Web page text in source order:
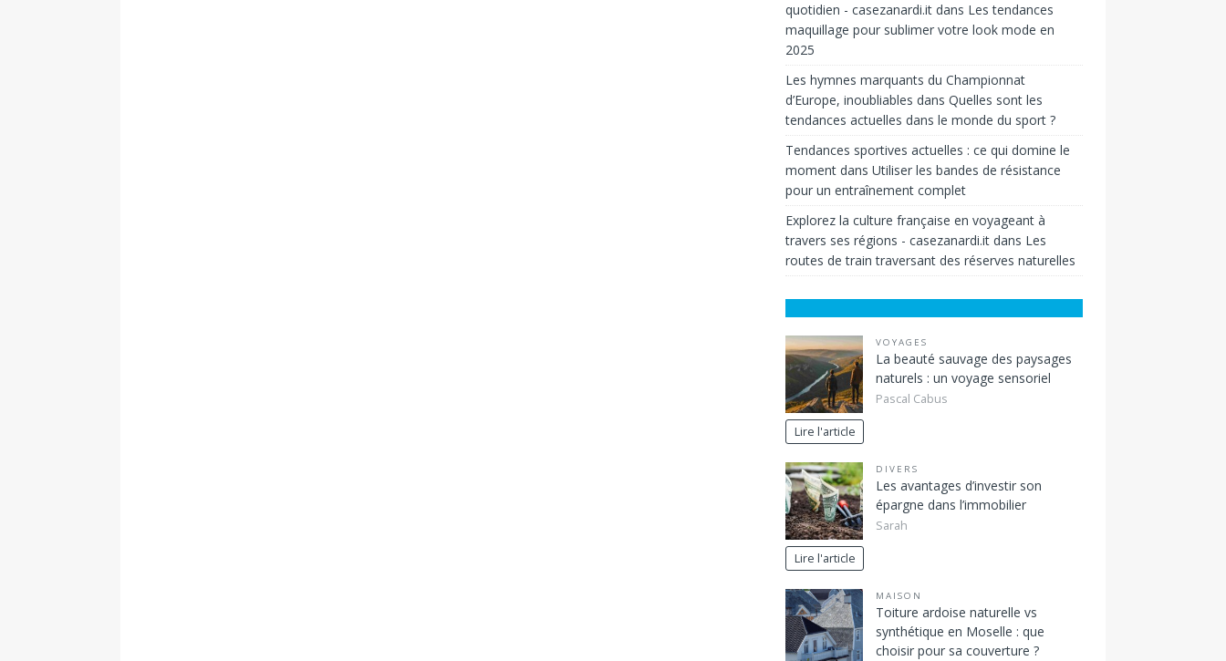
quotidien - casezanardi.itdans Les tendances
maquillage pour sublimer votre look mode en
2025
Les hymnes marquants du Championnat
d’Europe, inoubliables dans Quelles sont les
tendances actuelles dans le monde du sport ?
Tendances sportives actuelles : ce qui domine le
momentdans Utiliser les bandes de résistance
pour un entraînement complet
Explorez la culture française en voyageant à
travers ses régions - casezanardi.itdans Les
routes de train traversant des réserves naturelles
VOYAGES
La beauté sauvage des paysages
naturels : un voyage sensoriel
Pascal Cabus
Lire l'article
DIVERS
Les avantages d’investir son
épargne dans l’immobilier
Sarah
Lire l'article
MAISON
Toiture ardoise naturelle vs
synthétique en Moselle : que
choisir pour sa couverture ?